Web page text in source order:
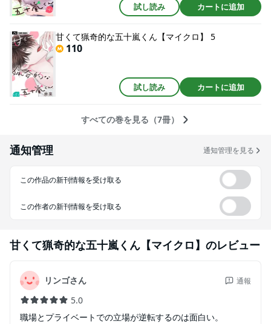
試し読み カートに追加
甘くて猟奇的な五十嵐くん【マイクロ】 5
110
試し読み カートに追加
すべての巻を見る（7冊）
通知管理 通知管理を見る
この作品の新刊情報を受け取る
この作者の新刊情報を受け取る
甘くて猟奇的な五十嵐くん【マイクロ】 のレビュー
リンゴさん 通報
5.0
職場とプライベートでの立場が逆転するのは面白い。